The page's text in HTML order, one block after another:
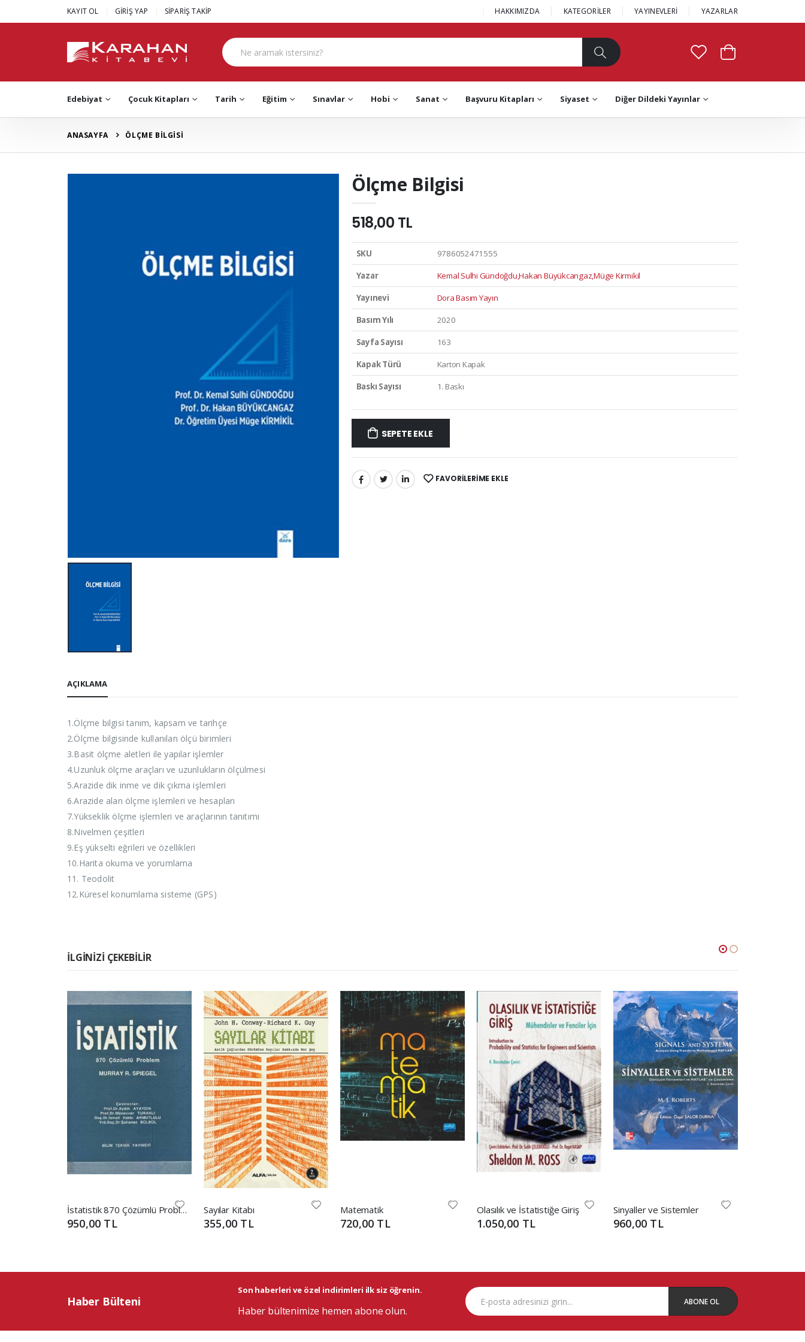
KAYIT OL GİRİŞ YAP SİPARİŞ TAKİP HAKKIMIZDA KATEGORİLER YAYINEVLERİ YAZARLAR
Edebiyat Çocuk Kitapları Tarih Eğitim Sınavlar Hobi Sanat Başvuru Kitapları Siyaset Diğer Dildeki Yayınlar
ANASAYFA ÖLÇME BİLGİSİ
Ölçme Bilgisi
518,00 TL
SKU 9786052471555
Yazar Kemal Sulhi Gündoğdu,Hakan Büyükcangaz,Müge Kirmikil
Yayınevi Dora Basım Yayın
Basım Yılı 2020
Sayfa Sayısı 163
Kapak Türü Karton Kapak
Baskı Sayısı 1. Baskı
SEPETE EKLE
PAYLAŞ: FAVORILERIME EKLE
AÇIKLAMA
1.Ölçme bilgisi tanım, kapsam ve tarihçe
2.Ölçme bilgisinde kullanılan ölçü birimleri
3.Basit ölçme aletleri ile yapılar işlemler
4.Uzunluk ölçme araçları ve uzunlukların ölçülmesi
5.Arazide dik inme ve dik çıkma işlemleri
6.Arazide alan ölçme işlemleri ve hesapları
7.Yükseklik ölçme işlemleri ve araçlarının tanıtımı
8.Nivelmen çeşitleri
9.Eş yükselti eğrileri ve özellikleri
10.Harita okuma ve yorumlama
11. Teodolit
12.Küresel konumlama sisteme (GPS)
İLGINIZI ÇEKEBILIR
İstatistik 870 Çözümlü Problem Murray R. Spiegel
950,00 TL
Sayılar Kitabı
355,00 TL
Matematik
720,00 TL
Olasılık ve İstatistiğe Giriş
1.050,00 TL
Sinyaller ve Sistemler
960,00 TL
Haber Bülteni
Son haberleri ve özel indirimleri ilk siz öğrenin.
Haber bültenimize hemen abone olun.
ABONE OL